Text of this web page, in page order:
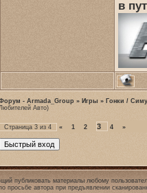
в
- Armada_Group » Игры » Гонки /
Авто)
Страница 3 из 4 « 1 2 3 4 »
публиковать материалы любому
просьбе автора при предъявлении